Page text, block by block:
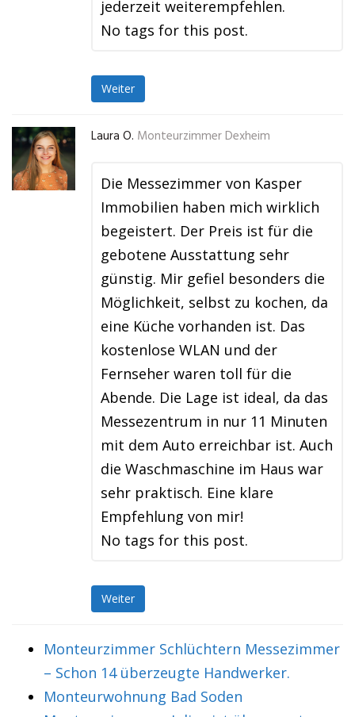
jederzeit weiterempfehlen.
No tags for this post.
Weiter
Laura O. Monteurzimmer Dexheim
Die Messezimmer von Kasper
Immobilien haben mich wirklich
begeistert. Der Preis ist für die
gebotene Ausstattung sehr
günstig. Mir gefiel besonders die
Möglichkeit, selbst zu kochen, da
eine Küche vorhanden ist. Das
kostenlose WLAN und der
Fernseher waren toll für die
Abende. Die Lage ist ideal, da das
Messezentrum in nur 11 Minuten
mit dem Auto erreichbar ist. Auch
die Waschmaschine im Haus war
sehr praktisch. Eine klare
Empfehlung von mir!
No tags for this post.
Weiter
Monteurzimmer Schlüchtern Messezimmer
– Schon 14 überzeugte Handwerker.
Monteurwohnung Bad Soden